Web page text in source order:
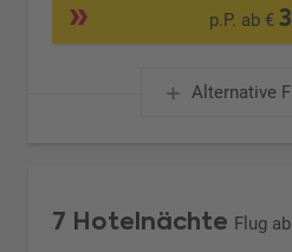
p.P. ab €
Alternative
7 Hotelnächte Flug